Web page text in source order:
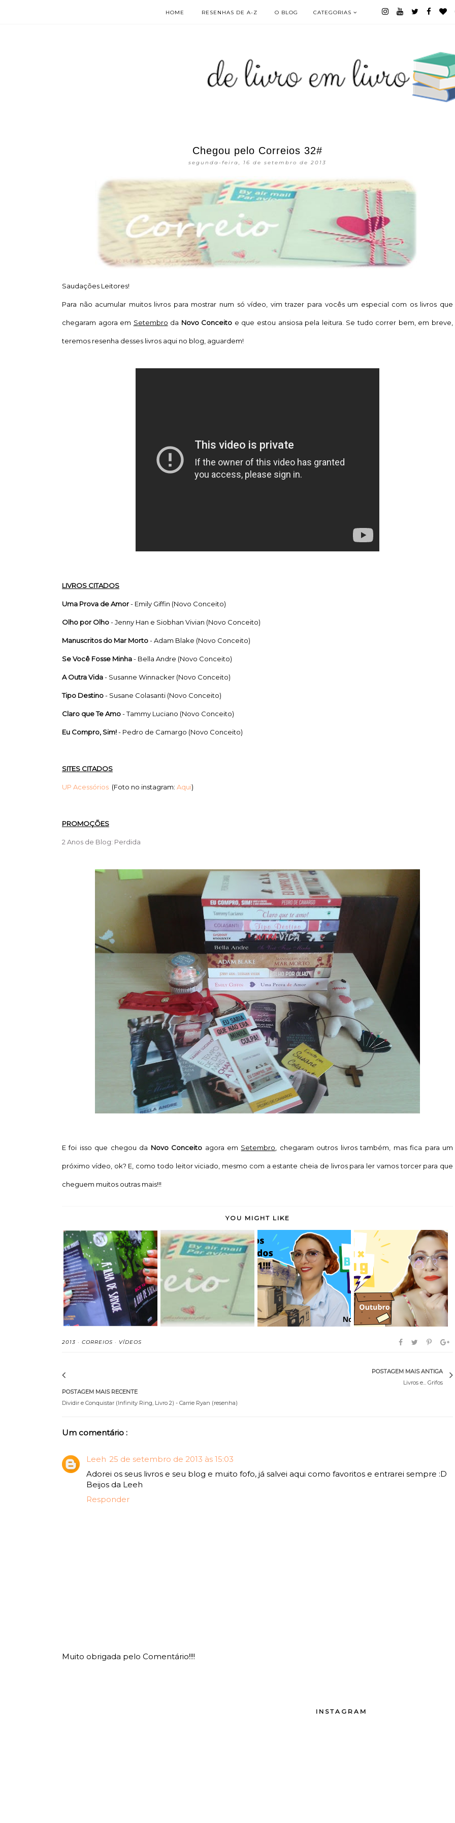
HOME RESENHAS DE A-Z O BLOG CATEGORIAS
Chegou pelo Correios 32#
segunda-feira, 16 de setembro de 2013
Saudações Leitores!
Para não acumular muitos livros para mostrar num só vídeo, vim trazer para vocês um especial com os livros que
chegaram agora em Setembro da Novo Conceito e que estou ansiosa pela leitura. Se tudo correr bem, em breve,
teremos resenha desses livros aqui no blog, aguardem!
LIVROS CITADOS
Uma Prova de Amor- Emily Giffin (Novo Conceito)
Olho por Olho- Jenny Han e Siobhan Vivian (Novo Conceito)
Manuscritos do Mar Morto- Adam Blake (Novo Conceito)
Se Você Fosse Minha- Bella Andre (Novo Conceito)
A Outra Vida- Susanne Winnacker (Novo Conceito)
Tipo Destino- Susane Colasanti (Novo Conceito)
Claro que Te Amo- Tammy Luciano (Novo Conceito)
Eu Compro, Sim!- Pedro de Camargo (Novo Conceito)
SITES CITADOS
UP Acessórios (Foto no instagram: Aqui)
PROMOÇÕES
2 Anos de Blog: Perdida
E foi isso que chegou da Novo Conceito agora em Setembro , chegaram outros livros também, mas fica para um
próximo vídeo, ok? E, como todo leitor viciado, mesmo com a estante cheia de livros para ler vamos torcer para que
cheguem muitos outras mais!!!
YOU MIGHT LIKE
A Ilha de Sangue (O
Monstrologista,...
Chegou pelo Correios
37#
Último Book Haul de
2021! (Livros a...
Book Haul de Outubro
de 2021
2013 · CORREIOS · VÍDEOS
POSTAGEM MAIS RECENTE
Dividir e Conquistar (Infinity Ring, Livro 2) - Carrie Ryan (resenha)
POSTAGEM MAIS ANTIGA
Livros e... Grifos
Um comentário :
Leeh 25 de setembro de 2013 às 15:03
Adorei os seus livros e seu blog e muito fofo, já salvei aqui como favoritos e entrarei sempre :D
Beijos da Leeh
Responder
Muito obrigada pelo Comentário!!!!
INSTAGRAM